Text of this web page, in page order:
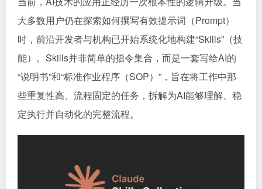
大多数用户仍在探索如何撰写有效提示词（Prompt）
时，前沿开发者与机构已开始系统化地构建“Skills”（技
能）。Skills并非简单的指令集合，而是一套写给AI的
“说明书”和“标准作业程序（SOP）”，旨在将工作中那
些重复性高、流程固定的任务，拆解为AI能够理解、稳
定执行并自动化的完整流程。